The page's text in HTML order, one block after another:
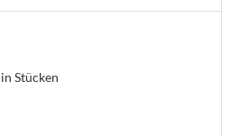
Stücken